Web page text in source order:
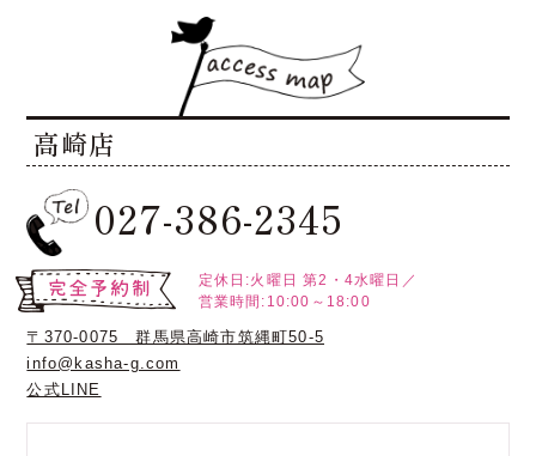
高崎店
027-386-2345
定休日:火曜日 第2・4水曜日／
営業時間:10:00～18:00
〒370-0075 群馬県高崎市筑縄町50-5
info@kasha-g.com
公式LINE